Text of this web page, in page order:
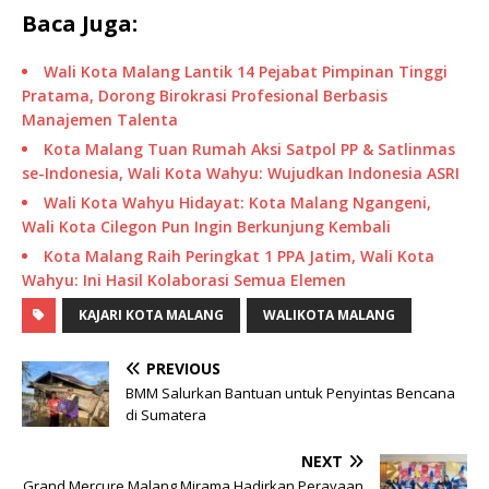
Baca Juga:
Wali Kota Malang Lantik 14 Pejabat Pimpinan Tinggi
Pratama, Dorong Birokrasi Profesional Berbasis
Manajemen Talenta
Kota Malang Tuan Rumah Aksi Satpol PP & Satlinmas
se-Indonesia, Wali Kota Wahyu: Wujudkan Indonesia ASRI
Wali Kota Wahyu Hidayat: Kota Malang Ngangeni,
Wali Kota Cilegon Pun Ingin Berkunjung Kembali
Kota Malang Raih Peringkat 1 PPA Jatim, Wali Kota
Wahyu: Ini Hasil Kolaborasi Semua Elemen
KAJARI KOTA MALANG WALIKOTA MALANG
PREVIOUS
BMM Salurkan Bantuan untuk Penyintas Bencana
di Sumatera
NEXT